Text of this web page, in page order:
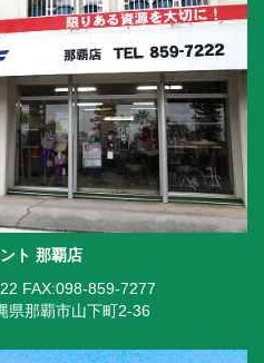
ト 那覇店
FAX:098-859-7277
県那覇市山下町2-36